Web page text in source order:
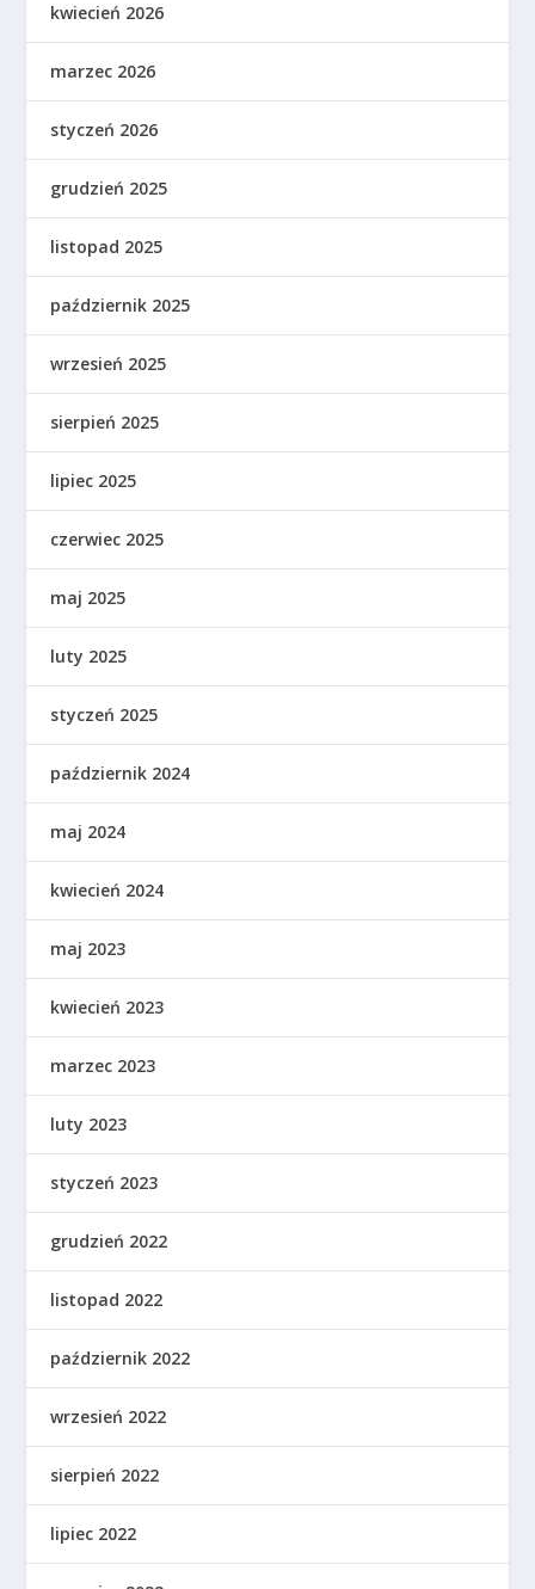
kwiecień 2026
marzec 2026
styczeń 2026
grudzień 2025
listopad 2025
październik 2025
wrzesień 2025
sierpień 2025
lipiec 2025
czerwiec 2025
maj 2025
luty 2025
styczeń 2025
październik 2024
maj 2024
kwiecień 2024
maj 2023
kwiecień 2023
marzec 2023
luty 2023
styczeń 2023
grudzień 2022
listopad 2022
październik 2022
wrzesień 2022
sierpień 2022
lipiec 2022